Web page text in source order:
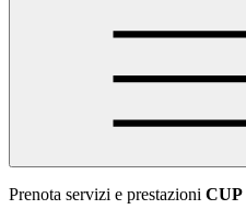
Prenota servizi e prestazioni CUP